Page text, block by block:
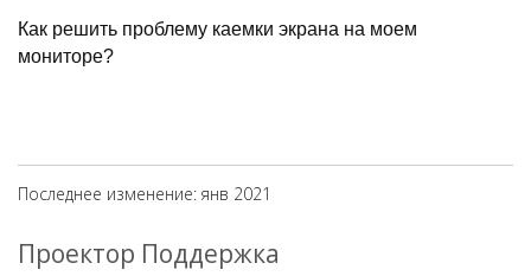
Как решить проблему каемки экрана на моем
мониторе?
Последнее изменение: янв 2021
Проектор Поддержка